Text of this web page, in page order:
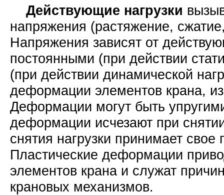
Действующие нагрузки
напряжения (растяжение,
Напряжения зависят от
постоянными (при действии
(при действии динамической
деформации элементов крана,
Деформации могут быть
деформации исчезают при
снятия нагрузки принимает
Пластические деформации
элементов крана и служат
крановых механизмов.